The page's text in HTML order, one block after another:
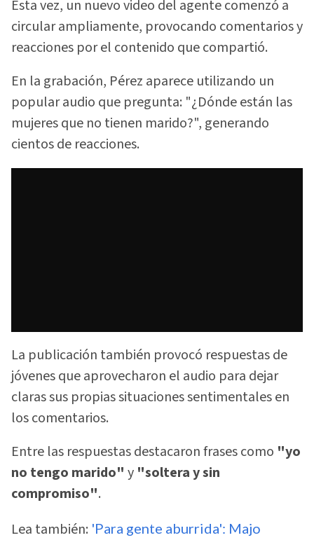
Esta vez, un nuevo video del agente comenzó a
circular ampliamente, provocando comentarios y
reacciones por el contenido que compartió.
En la grabación, Pérez aparece utilizando un
popular audio que pregunta: "¿Dónde están las
mujeres que no tienen marido?", generando
cientos de reacciones.
La publicación también provocó respuestas de
jóvenes que aprovecharon el audio para dejar
claras sus propias situaciones sentimentales en
los comentarios.
Entre las respuestas destacaron frases como "yo
no tengo marido" y "soltera y sin
compromiso".
Lea también: 'Para gente aburrida': Majo